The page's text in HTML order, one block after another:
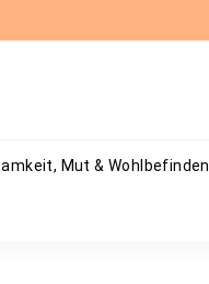
Mut & Wohlbefinden